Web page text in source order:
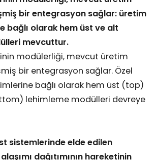
bir entegrasyon sağlar: üretim
bağlı olarak hem üst ve alt
mevcuttur.
modülerliği, mevcut üretim
bir entegrasyon sağlar. Özel
bağlı olarak hem üst (top)
lehimleme modülleri devreye
sistemlerinde elde edilen
dağıtımının hareketinin